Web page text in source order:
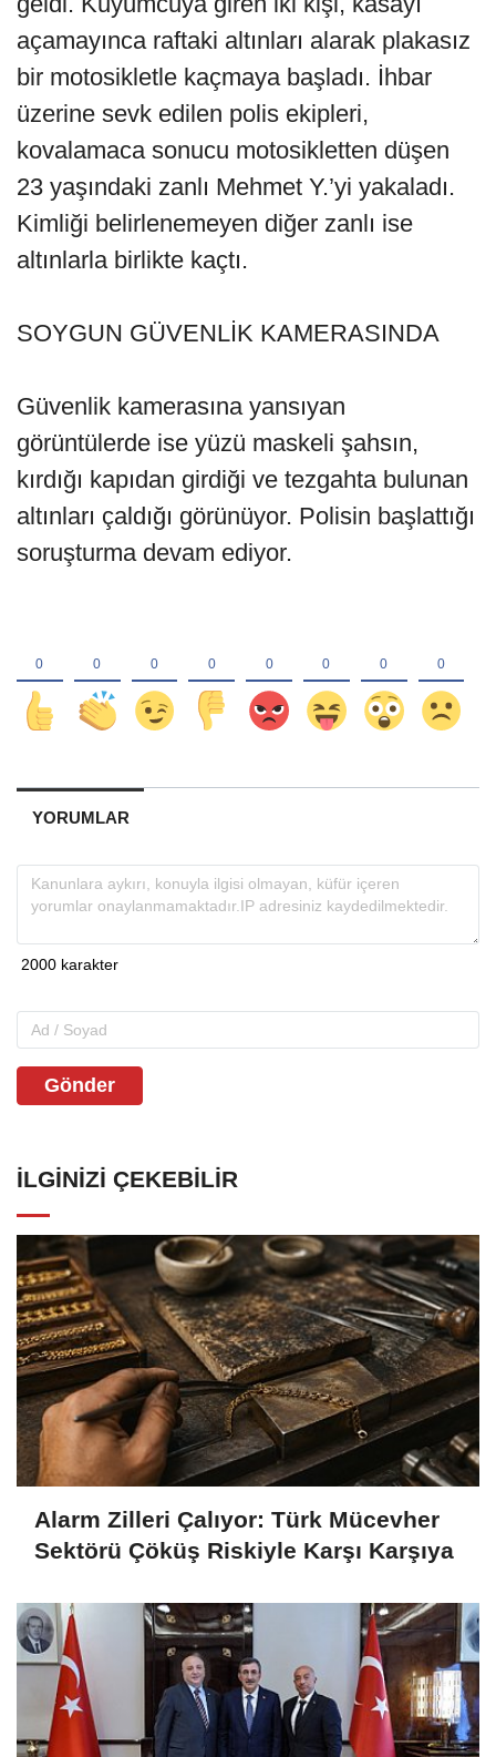
açamayınca raftaki altınları alarak plakasız
bir motosikletle kaçmaya başladı. İhbar
üzerine sevk edilen polis ekipleri,
kovalamaca sonucu motosikletten düşen
23 yaşındaki zanlı Mehmet Y.’yi yakaladı.
Kimliği belirlenemeyen diğer zanlı ise
altınlarla birlikte kaçtı.
SOYGUN GÜVENLİK KAMERASINDA
Güvenlik kamerasına yansıyan
görüntülerde ise yüzü maskeli şahsın,
kırdığı kapıdan girdiği ve tezgahta bulunan
altınları çaldığı görünüyor. Polisin başlattığı
soruşturma devam ediyor.
YORUMLAR
Gönder
İLGINIZI ÇEKEBILIR
Alarm Zilleri Çalıyor: Türk Mücevher
Sektörü Çöküş Riskiyle Karşı Karşıya